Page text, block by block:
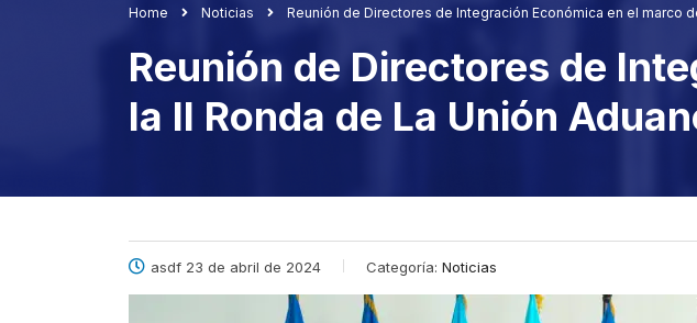
Home Noticias Reunión de Directores de Integración Económica en el marco
Reunión de Directores de
la II Ronda de La Unión
asdf 23 de abril de 2024 Categoría: Noticias